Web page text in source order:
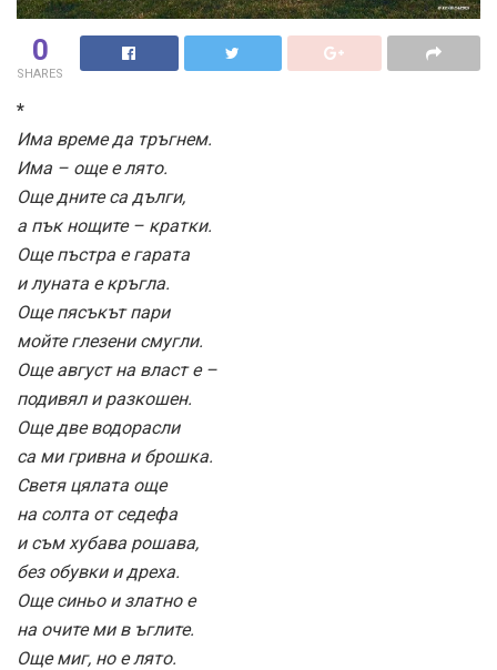
0
SHARES
*
Има време да тръгнем.
Има – още е лято.
Още дните са дълги,
а пък нощите – кратки.
Още пъстра е гарата
и луната е кръгла.
Още пясъкът пари
мойте глезени смугли.
Още август на власт е –
подивял и разкошен.
Още две водорасли
са ми гривна и брошка.
Светя цялата още
на солта от седефа
и съм хубава рошава,
без обувки и дреха.
Още синьо и златно е
на очите ми в ъглите.
Още миг, но е лято.